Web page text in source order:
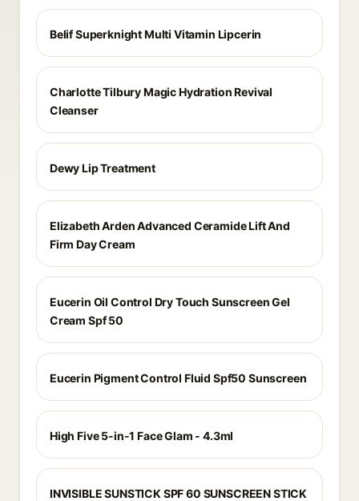
Belif Superknight Multi Vitamin Lipcerin
Charlotte Tilbury Magic Hydration Revival
Cleanser
Dewy Lip Treatment
Elizabeth Arden Advanced Ceramide Lift And
Firm Day Cream
Eucerin Oil Control Dry Touch Sunscreen Gel
Cream Spf 50
Eucerin Pigment Control Fluid Spf50 Sunscreen
High Five 5-in-1 Face Glam - 4.3ml
INVISIBLE SUNSTICK SPF 60 SUNSCREEN STICK